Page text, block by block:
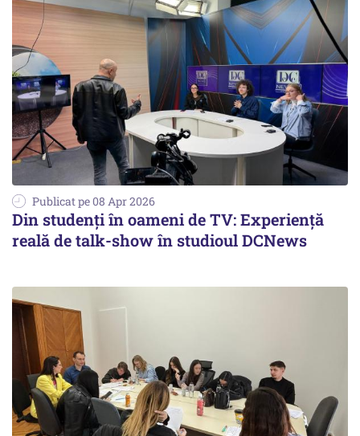
Publicat pe 08 Apr 2026
Din studenți în oameni de TV: Experiență
reală de talk-show în studioul DCNews